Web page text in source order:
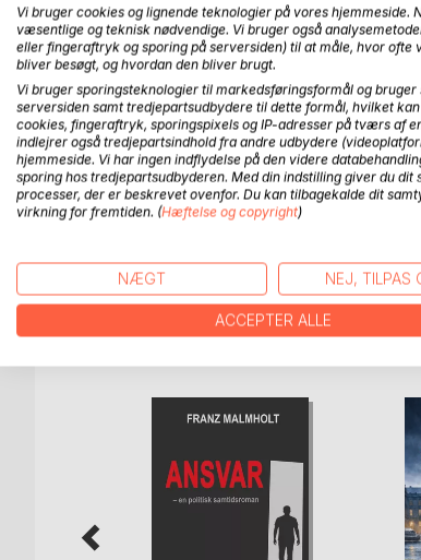
Efterforskningen intensiveres, mens
pige i live. For første gang bliver det
forsvindinger. Gerningsmanden bliver
Retssagen afslører sandheden om de
livsvarigt fængsel. Men historien slutter
opstår når svarene endelig er givet, og
ugjort.
De kom ikke hjem er en mørk og
overlever. En fortælling om tab, ansvar
FLERE TITLER
Vi bruger cookies og lignende teknologier på vores hjemmeside.
væsentlige og teknisk nødvendige. Vi bruger også
eller fingeraftryk og sporing på serversiden) til at måle, hvor ofte
bliver besøgt, og hvordan den bliver brugt.
Vi bruger sporingsteknologier til markedsføringsformål og bruger
serversiden samt tredjepartsudbydere til dette formål, hvilket
cookies, fingeraftryk, sporingspixels og IP-adresser på tværs af
indlejrer også tredjepartsindhold fra andre udbydere
hjemmeside. Vi har ingen indflydelse på den videre
sporing hos tredjepartsudbyderen. Med din indstilling giver du dit
processer, der er beskrevet ovenfor. Du kan tilbagekalde dit
virkning for fremtiden. (Hæftelse og copyright)
NÆGT NEJ, TILPAS
ACCEPTER ALLE